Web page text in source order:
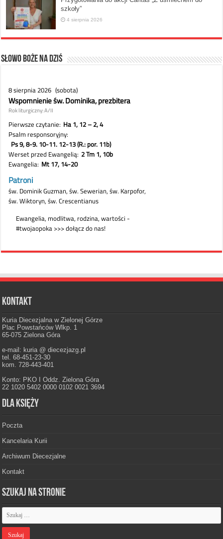
szkoły”
4 sierpnia 2026
Słowo Boże na dziś
Kontakt
Kuria Diecezjalna w Zielonej Górze
Plac Powstańców Wlkp. 1
65-075 Zielona Góra
e-mail: kuria @ diecezjazg.pl
tel. 68-451-23-30
kom. 728-443-401
Konto: PKO I Oddz. Zielona Góra
22 1020 5402 0000 0102 0021 3694
Dla księży
Poczta
Kancelaria Kurii
Archiwum Diecezjalne
Kontakt
Szukaj na stronie